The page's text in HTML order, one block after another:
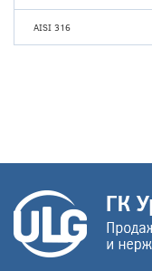
AISI 316